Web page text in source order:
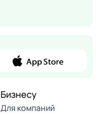
Бизнесу
Для компаний